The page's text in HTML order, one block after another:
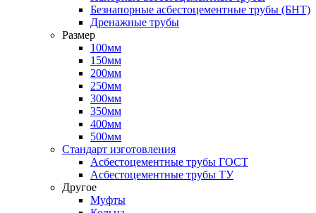
Безнапорные асбестоцементные трубы (БНТ)
Дренажные трубы
Размер
100мм
150мм
200мм
250мм
300мм
350мм
400мм
500мм
Стандарт изготовления
Асбестоцементные трубы ГОСТ
Асбестоцементные трубы ТУ
Другое
Муфты